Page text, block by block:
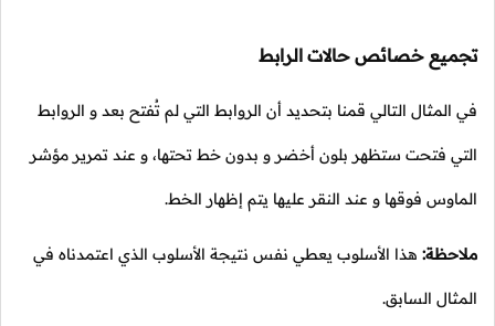
تجميع خصائص حالات الرابط
في المثال التالي قمنا بتحديد أن الروابط التي لم تُفتح بعد و الروابط
التي فتحت ستظهر بلون أخضر و بدون خط تحتها، و عند تمرير مؤشر
الماوس فوقها و عند النقر عليها يتم إظهار الخط.
ملاحظة: هذا الأسلوب يعطي نفس نتيجة الأسلوب الذي اعتمدناه في
المثال السابق.